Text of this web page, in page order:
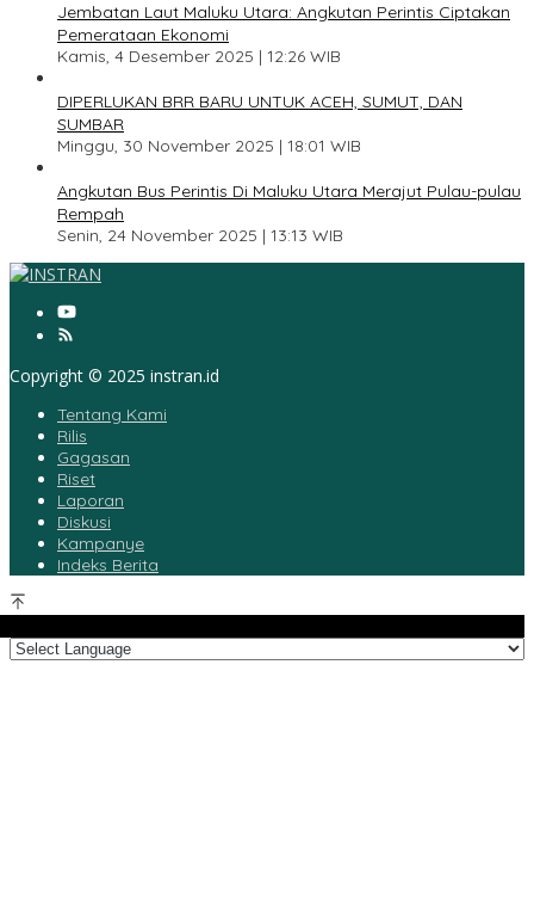
Jembatan Laut Maluku Utara: Angkutan Perintis Ciptakan
Pemerataan Ekonomi
Kamis, 4 Desember 2025 | 12:26 WIB
DIPERLUKAN BRR BARU UNTUK ACEH, SUMUT, DAN
SUMBAR
Minggu, 30 November 2025 | 18:01 WIB
Angkutan Bus Perintis Di Maluku Utara Merajut Pulau-pulau
Rempah
Senin, 24 November 2025 | 13:13 WIB
Copyright © 2025 instran.id
Tentang Kami
Rilis
Gagasan
Riset
Laporan
Diskusi
Kampanye
Indeks Berita